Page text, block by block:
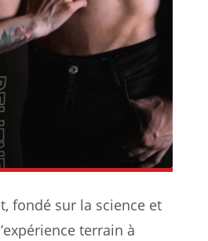
fondé sur la science et
terrain à